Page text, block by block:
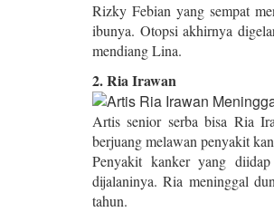
Rizky Febian yang sempat
ibunya. Otopsi akhirnya
mendiang Lina.
2. Ria Irawan
Artis senior serba bisa Ria
berjuang melawan penyakit
Penyakit kanker yang
dijalaninya. Ria meninggal
tahun.